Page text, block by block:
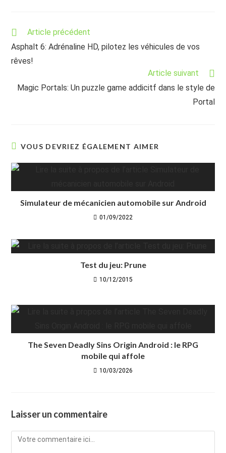
Read
articles
Article précédent
Asphalt 6: Adrénaline HD, pilotez les véhicules de vos
rêves!
Article suivant
Magic Portals: Un puzzle game addicitf dans le style de
Portal
VOUS DEVRIEZ ÉGALEMENT AIMER
Simulateur de mécanicien automobile sur Android
01/09/2022
Test du jeu: Prune
10/12/2015
The Seven Deadly Sins Origin Android : le RPG
mobile qui affole
10/03/2026
Laisser un commentaire
Comment